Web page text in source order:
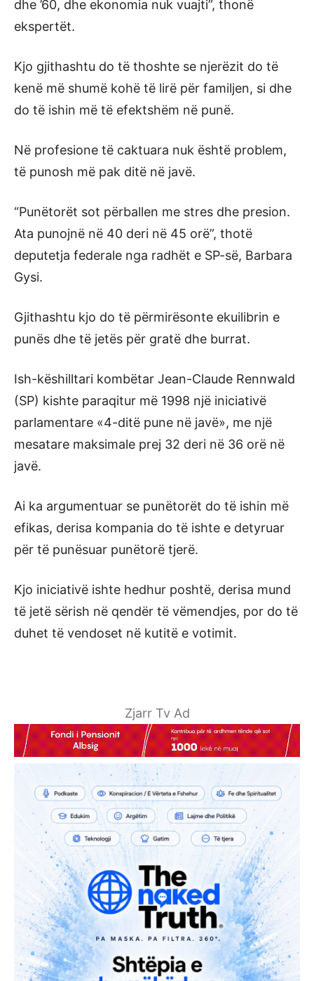
dhe ’60, dhe ekonomia nuk vuajti”, thonë
ekspertët.
Kjo gjithashtu do të thoshte se njerëzit do të
kenë më shumë kohë të lirë për familjen, si dhe
do të ishin më të efektshëm në punë.
Në profesione të caktuara nuk është problem,
të punosh më pak ditë në javë.
“Punëtorët sot përballen me stres dhe presion.
Ata punojnë në 40 deri në 45 orë”, thotë
deputetja federale nga radhët e SP-së, Barbara
Gysi.
Gjithashtu kjo do të përmirësonte ekuilibrin e
punës dhe të jetës për gratë dhe burrat.
Ish-këshilltari kombëtar Jean-Claude Rennwald
(SP) kishte paraqitur më 1998 një iniciativë
parlamentare «4-ditë pune në javë», me një
mesatare maksimale prej 32 deri në 36 orë në
javë.
Ai ka argumentuar se punëtorët do të ishin më
efikas, derisa kompania do të ishte e detyruar
për të punësuar punëtorë tjerë.
Kjo iniciativë ishte hedhur poshtë, derisa mund
të jetë sërish në qendër të vëmendjes, por do të
duhet të vendoset në kutitë e votimit.
Zjarr Tv Ad